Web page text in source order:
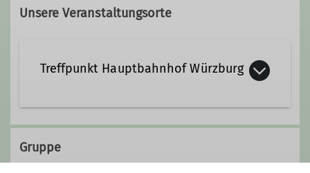
bibliothek@dav-wuerzburg.de;
Unsere Veranstaltungsorte
Treffpunkt Hauptbahnhof Würzburg
Gruppe